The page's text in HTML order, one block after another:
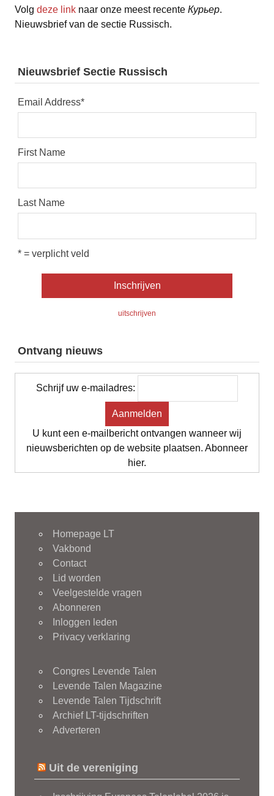
Volg deze link naar onze meest recente Курьер.
Nieuwsbrief van de sectie Russisch.
Nieuwsbrief Sectie Russisch
Email Address*
First Name
Last Name
* = verplicht veld
uitschrijven
Ontvang nieuws
Schrijf uw e-mailadres:
U kunt een e-mailbericht ontvangen wanneer wij
nieuwsberichten op de website plaatsen. Abonneer
hier.
Homepage LT
Vakbond
Contact
Lid worden
Veelgestelde vragen
Abonneren
Inloggen leden
Privacy verklaring
Congres Levende Talen
Levende Talen Magazine
Levende Talen Tijdschrift
Archief LT-tijdschriften
Adverteren
Uit de vereniging